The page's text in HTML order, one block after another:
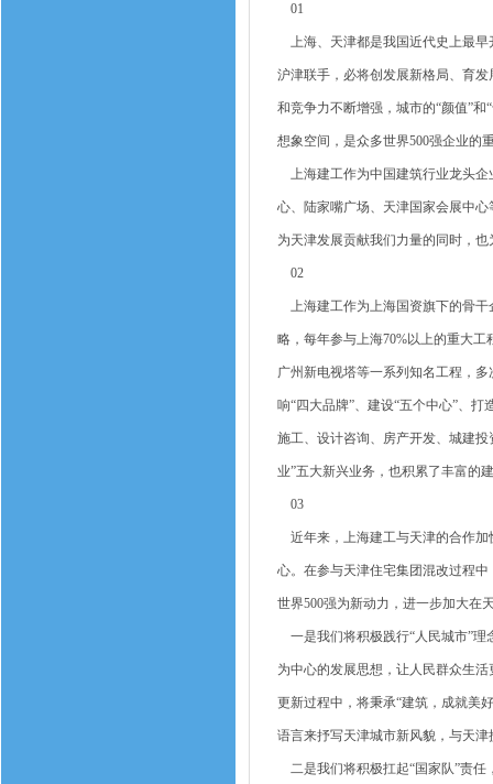
01
上海、天津都是我国近代史上最早
沪津联手，必将创发展新格局、育
和竞争力不断增强，城市的“颜值”
想象空间，是众多世界500强企业的
上海建工作为中国建筑行业龙头企
心、陆家嘴广场、天津国家会展中
为天津发展贡献我们力量的同时，
02
上海建工作为上海国资旗下的骨干
略，每年参与上海70%以上的重大
广州新电视塔等一系列知名工程，
响“四大品牌”、建设“五个中心”、
施工、设计咨询、房产开发、城建
业”五大新兴业务，也积累了丰富的
03
近年来，上海建工与天津的合作加
心。在参与天津住宅集团混改过程
世界500强为新动力，进一步加大在
一是我们将积极践行“人民城市”理
为中心的发展思想，让人民群众生
更新过程中，将秉承“建筑，成就美
语言来抒写天津城市新风貌，与天
二是我们将积极扛起“国家队”责任